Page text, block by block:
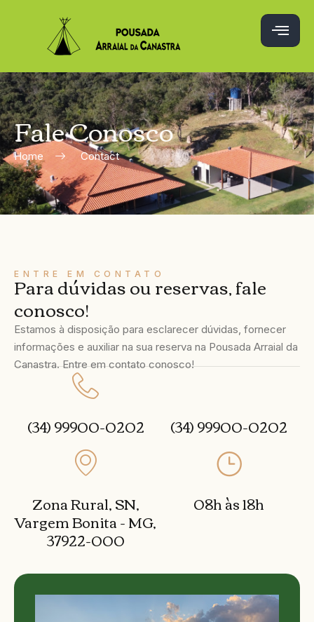
Fale Conosco
Home Contact
ENTRE EM CONTATO
Para dúvidas ou reservas, fale
conosco!
Estamos à disposição para esclarecer dúvidas, fornecer
informações e auxiliar na sua reserva na Pousada Arraial da
Canastra. Entre em contato conosco!
(34) 99900-0202 (34) 99900-0202
Zona Rural, SN,
Vargem Bonita - MG,
37922-000
08h às 18h